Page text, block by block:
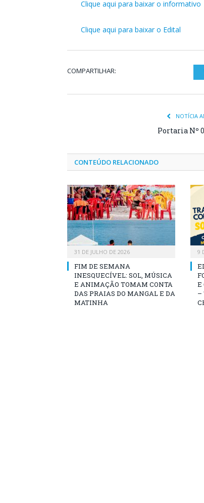
Clique aqui para baixar o informativo
Clique aqui para baixar o Edital
COMPARTILHAR:
NOTÍCIA
Portaria Nº
CONTEÚDO RELACIONADO
31 DE JULHO DE 2026
FIM DE SEMANA
INESQUECÍVEL: SOL, MÚSICA
E ANIMAÇÃO TOMAM CONTA
DAS PRAIAS DO MANGAL E DA
MATINHA
9
E
–